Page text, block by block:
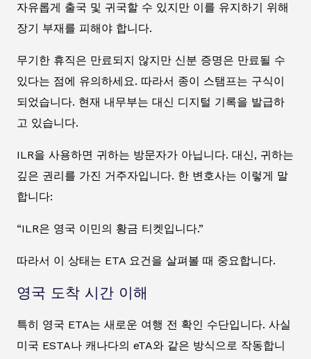
자유롭게 출국 및 귀국할 수 있지만 이를 유지하기 위해
장기 부재를 피해야 합니다.
무기한 휴직은 만료되지 않지만 신분 증명은 만료될 수
있다는 점에 유의하세요. 따라서 종이 스탬프는 구식이
되었습니다. 현재 내무부는 대신 디지털 기록을 발급하
고 있습니다.
ILR을 사용하면 귀하는 방문자가 아닙니다. 대신, 귀하는
깊은 권리를 가진 거주자입니다. 한 변호사는 이렇게 말
합니다:
“ILR은 영국 이민의 황금 티켓입니다.”
따라서 이 상태는 ETA 요건을 살펴볼 때 중요합니다.
영국 도착 시간 이해
특히 영국 ETA는 새로운 여행 전 확인 수단입니다. 사실
미국 ESTA나 캐나다의 eTA와 같은 방식으로 작동합니